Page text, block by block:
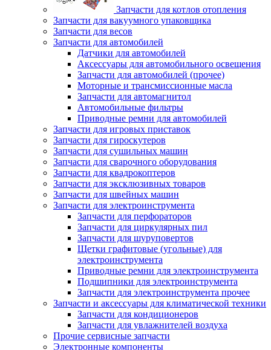
Запчасти для котлов отопления
Запчасти для вакуумного упаковщика
Запчасти для весов
Запчасти для автомобилей
Датчики для автомобилей
Аксессуары для автомобильного освещения
Запчасти для автомобилей (прочее)
Моторные и трансмиссионные масла
Запчасти для автомагнитол
Автомобильные фильтры
Приводные ремни для автомобилей
Запчасти для игровых приставок
Запчасти для гироскутеров
Запчасти для сушильных машин
Запчасти для сварочного оборудования
Запчасти для квадрокоптеров
Запчасти для эксклюзивных товаров
Запчасти для швейных машин
Запчасти для электроинструмента
Запчасти для перфораторов
Запчасти для циркулярных пил
Запчасти для шуруповертов
Щетки графитовые (угольные) для
электроинструмента
Приводные ремни для электроинструмента
Подшипники для электроинструмента
Запчасти для электроинструмента прочее
Запчасти и аксессуары для климатической техники
Запчасти для кондиционеров
Запчасти для увлажнителей воздуха
Прочие сервисные запчасти
Электронные компоненты